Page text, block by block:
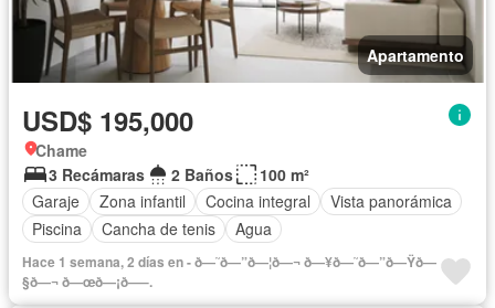
Apartamento
USD$ 195,000
Chame
3 Recámaras
2 Baños
100 m²
Garaje
Zona infantil Cocina integral
Vista panorámica
Piscina
Cancha de tenis Agua
Hace 1 semana, 2 días en - ð—˜ð—”ð—¦ð—¬ ð—¥ð—˜ð—”ð—Ÿð—
§ð—¬ ð—œð—¡ð—–.